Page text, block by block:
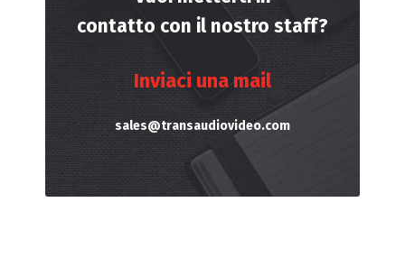
contatto con il nostro staff?
Inviaci una mail
sales@transaudiovideo.com